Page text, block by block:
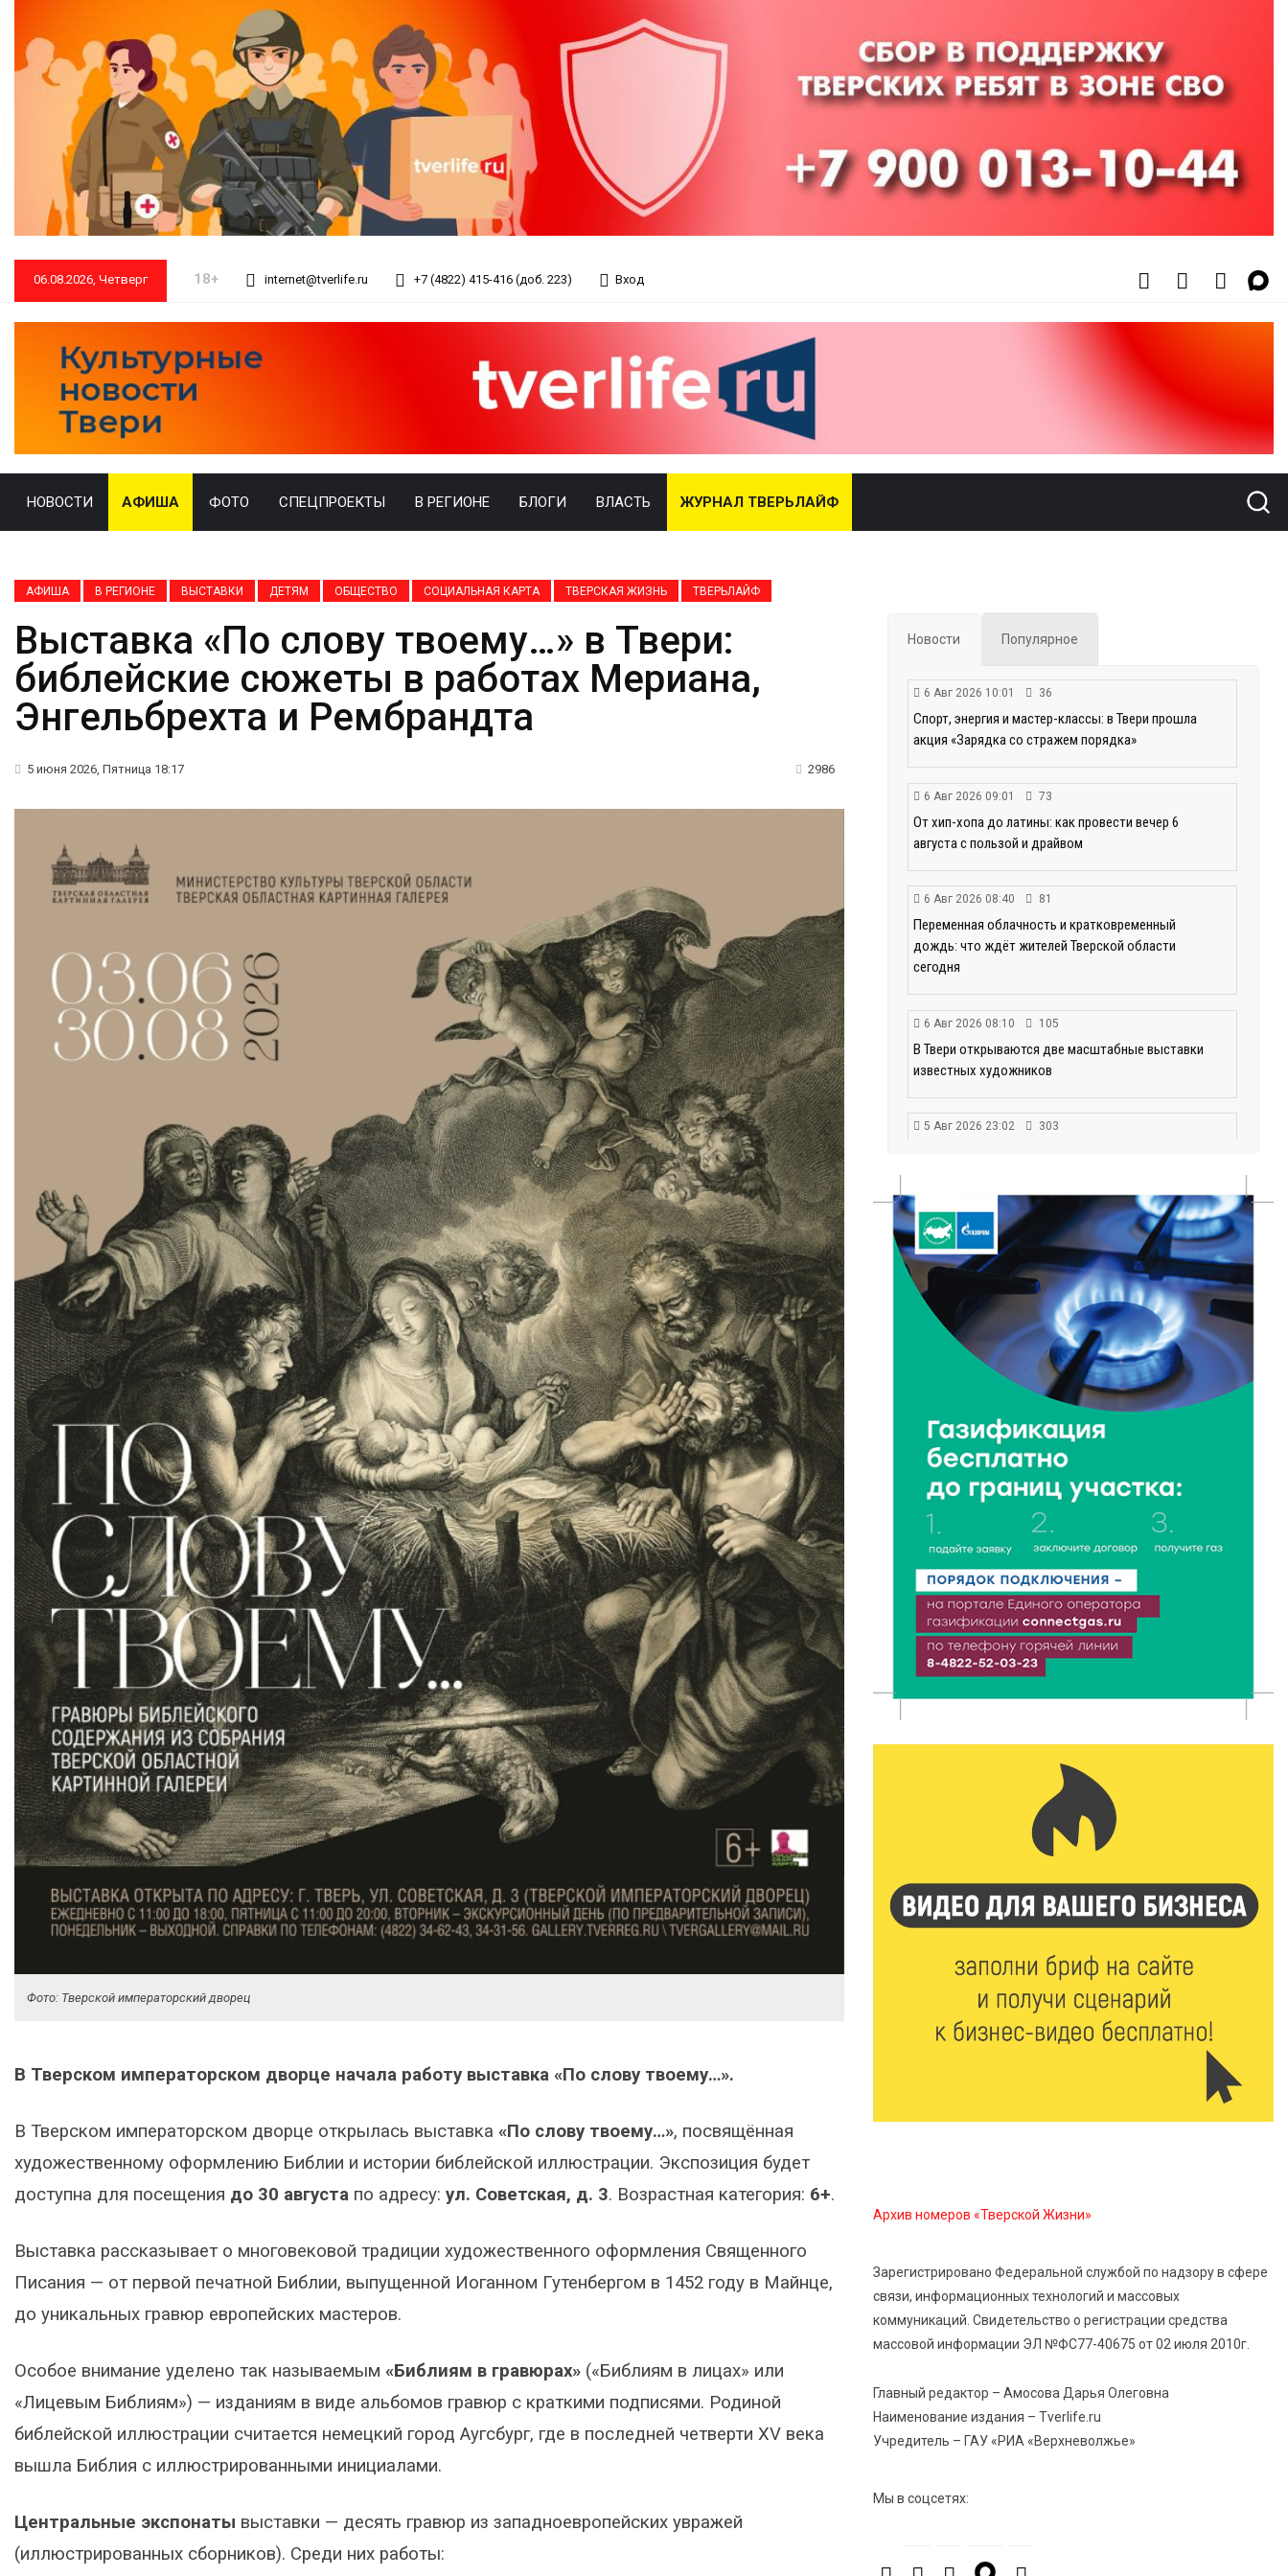
06.08.2026, Четверг 18+ internet@tverlife.ru +7 (4822) 415-416 (доб. 223) Вход
НОВОСТИ АФИША ФОТО СПЕЦПРОЕКТЫ В РЕГИОНЕ БЛОГИ ВЛАСТЬ ЖУРНАЛ ТВЕРЬЛАЙФ
АФИША В РЕГИОНЕ ВЫСТАВКИ ДЕТЯМ ОБЩЕСТВО СОЦИАЛЬНАЯ КАРТА ТВЕРСКАЯ ЖИЗНЬ ТВЕРЬЛАЙФ
Выставка «По слову твоему…» в Твери:
библейские сюжеты в работах Мериана,
Энгельбрехта и Рембрандта
5 июня 2026, Пятница 18:17 2986
Фото: Тверской императорский дворец
В Тверском императорском дворце начала работу выставка «По слову твоему…».
В Тверском императорском дворце открылась выставка «По слову твоему…», посвящённая
художественному оформлению Библии и истории библейской иллюстрации. Экспозиция будет
доступна для посещения до 30 августа по адресу: ул. Советская, д. 3. Возрастная категория: 6+.
Выставка рассказывает о многовековой традиции художественного оформления Священного
Писания — от первой печатной Библии, выпущенной Иоганном Гутенбергом в 1452 году в Майнце,
до уникальных гравюр европейских мастеров.
Особое внимание уделено так называемым «Библиям в гравюрах» («Библиям в лицах» или
«Лицевым Библиям») — изданиям в виде альбомов гравюр с краткими подписями. Родиной
библейской иллюстрации считается немецкий город Аугсбург, где в последней четверти XV века
вышла Библия с иллюстрированными инициалами.
Центральные экспонаты выставки — десять гравюр из западноевропейских увражей
(иллюстрированных сборников). Среди них работы:
Новости Популярное
6 Авг 2026 10:01 36
Спорт, энергия и мастер-классы: в Твери прошла
акция «Зарядка со стражем порядка»
6 Авг 2026 09:01 73
От хип-хопа до латины: как провести вечер 6
августа с пользой и драйвом
6 Авг 2026 08:40 81
Переменная облачность и кратковременный
дождь: что ждёт жителей Тверской области
сегодня
6 Авг 2026 08:10 105
В Твери открываются две масштабные выставки
известных художников
5 Авг 2026 23:02 303
5 Авг 2026 22:02
Названы самые грамотные профессии по итогам
«Тотального диктанта»
5 Авг 2026 21:02 339
От детских площадок до спортивных арен: в
Калининском округе подвели итоги программы
поддержки местных инициатив
5 Авг 2026 20:02 256
Большая гонка на Волге: 8 августа Калязин станет
центром всероссийского велоспорта
5 Авг 2026 19:02
Туристический азарт и командный дух: в
Максатихинском округе завершился молодёжный
фестиваль
От Святого Августина до кислотных рейвов:
необычная лекция об истории танцевальной
5 Авг 2026 17:07 356
Витязи — Духовщина — Белый — Нелидово в
Тверской области
5 Авг 2026 16:32 361
Виталий Королев дал старт новым туристическим
проектам в регионе
5 Авг 2026 15:32 380
физкультурника масштабной Спартакиадой
5 Авг 2026 15:25 268
обучение в УМЦ «Авангард» при ВУЦ ТвГТУ
Архив номеров «Тверской Жизни»
Зарегистрировано Федеральной службой по надзору в сфере
связи, информационных технологий и массовых
коммуникаций. Свидетельство о регистрации средства
массовой информации ЭЛ №ФС77-40675 от 02 июля 2010г.
Главный редактор – Амосова Дарья Олеговна
Наименование издания – Tverlife.ru
Учредитель – ГАУ «РИА «Верхневолжье»
Мы в соцсетях: